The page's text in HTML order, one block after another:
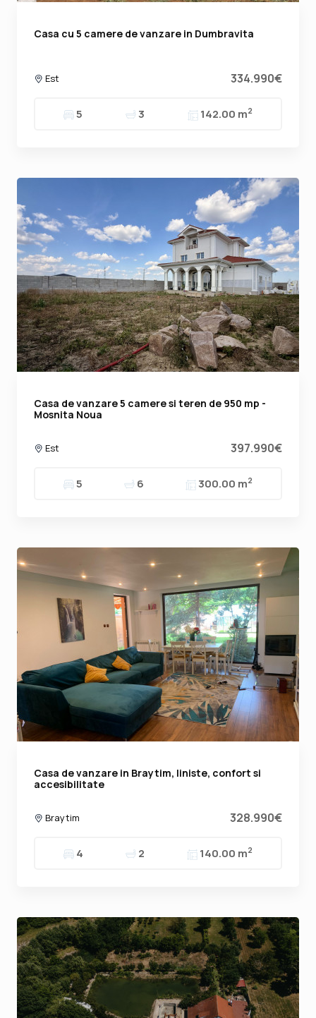
Casa cu 5 camere de vanzare in Dumbravita
Est 334.990€
5 3 142.00 m2
Casa de vanzare 5 camere si teren de 950 mp -
Mosnita Noua
Est 397.990€
5 6 300.00 m2
Casa de vanzare in Braytim, liniste, confort si
accesibilitate
Braytim 328.990€
4 2 140.00 m2